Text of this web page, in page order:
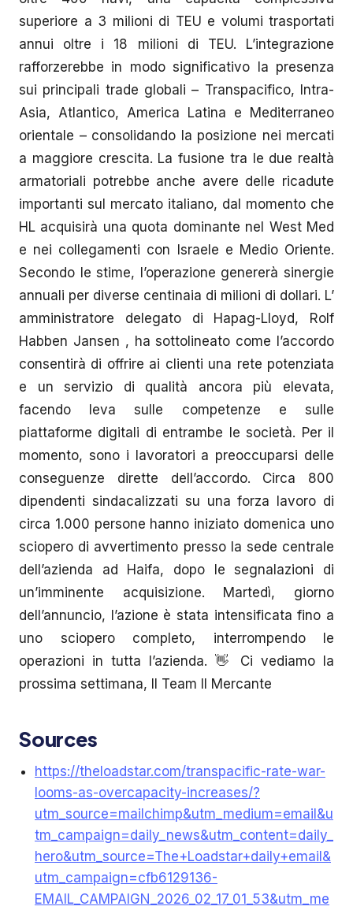
superiore a 3 milioni di TEU e volumi trasportati
annui oltre i 18 milioni di TEU. L’integrazione
rafforzerebbe in modo significativo la presenza
sui principali trade globali – Transpacifico, Intra-
Asia, Atlantico, America Latina e Mediterraneo
orientale – consolidando la posizione nei mercati
a maggiore crescita. La fusione tra le due realtà
armatoriali potrebbe anche avere delle ricadute
importanti sul mercato italiano, dal momento che
HL acquisirà una quota dominante nel West Med
e nei collegamenti con Israele e Medio Oriente.
Secondo le stime, l’operazione genererà sinergie
annuali per diverse centinaia di milioni di dollari. L’
amministratore delegato di Hapag-Lloyd, Rolf
Habben Jansen , ha sottolineato come l’accordo
consentirà di offrire ai clienti una rete potenziata
e un servizio di qualità ancora più elevata,
facendo leva sulle competenze e sulle
piattaforme digitali di entrambe le società. Per il
momento, sono i lavoratori a preoccuparsi delle
conseguenze dirette dell’accordo. Circa 800
dipendenti sindacalizzati su una forza lavoro di
circa 1.000 persone hanno iniziato domenica uno
sciopero di avvertimento presso la sede centrale
dell’azienda ad Haifa, dopo le segnalazioni di
un’imminente acquisizione. Martedì, giorno
dell’annuncio, l’azione è stata intensificata fino a
uno sciopero completo, interrompendo le
operazioni in tutta l’azienda. 👋 Ci vediamo la
prossima settimana, Il Team Il Mercante
Sources
https://theloadstar.com/transpacific-rate-war-
looms-as-overcapacity-increases/?
utm_source=mailchimp&utm_medium=email&u
tm_campaign=daily_news&utm_content=daily_
hero&utm_source=The+Loadstar+daily+email&
utm_campaign=cfb6129136-
EMAIL_CAMPAIGN_2026_02_17_01_53&utm_me